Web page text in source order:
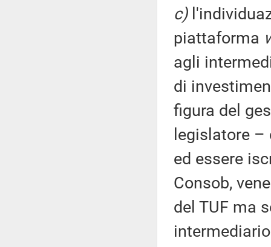
c)
piattaforma
agli
di
figura del
legislatore
ed essere
Consob,
del TUF ma